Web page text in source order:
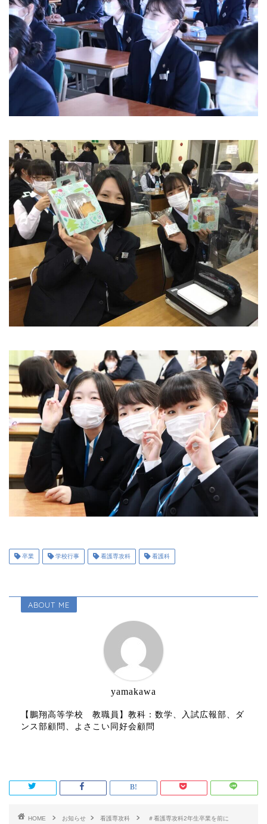
卒業 学校行事 看護専攻科 看護科
ABOUT ME
yamakawa
【鵬翔高等学校 教職員】教科：数学、入試広報部、ダ
ンス部顧問、よさこい同好会顧問
HOME お知らせ 看護専攻科 ＃看護専攻科2年生卒業を前に